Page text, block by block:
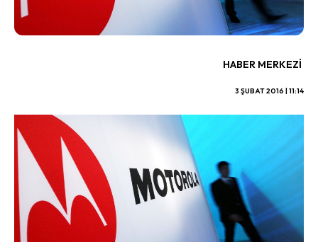
HABER MERKEZI
3 ŞUBAT 2016 | 11:14